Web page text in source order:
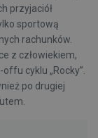
przyjaciół
sportową
rachunków.
z człowiekiem,
cyklu „Rocky”.
po drugiej